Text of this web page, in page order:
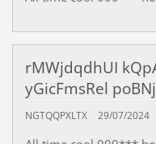
rMWjdqdhUI
yGicFmsRel
NGTQQPXLTX 29/07/2024